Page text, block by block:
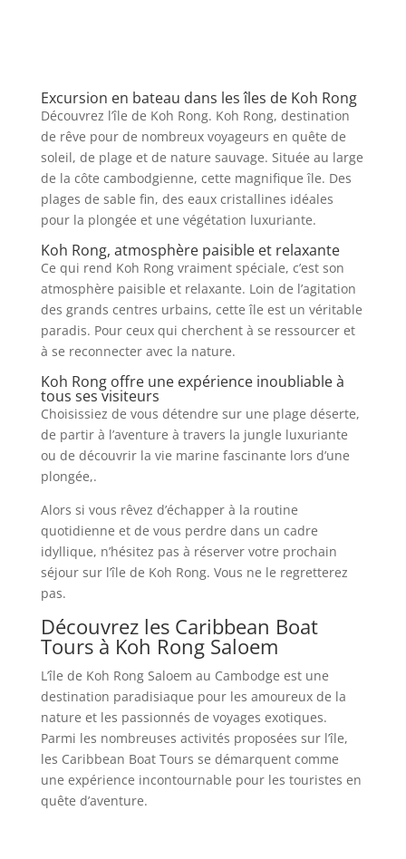
Excursion en bateau dans les îles de Koh Rong
Découvrez l’île de Koh Rong. Koh Rong, destination
de rêve pour de nombreux voyageurs en quête de
soleil, de plage et de nature sauvage. Située au large
de la côte cambodgienne, cette magnifique île. Des
plages de sable fin, des eaux cristallines idéales
pour la plongée et une végétation luxuriante.
Koh Rong, atmosphère paisible et relaxante
Ce qui rend Koh Rong vraiment spéciale, c’est son
atmosphère paisible et relaxante. Loin de l’agitation
des grands centres urbains, cette île est un véritable
paradis. Pour ceux qui cherchent à se ressourcer et
à se reconnecter avec la nature.
Koh Rong offre une expérience inoubliable à
tous ses visiteurs
Choisissiez de vous détendre sur une plage déserte,
de partir à l’aventure à travers la jungle luxuriante
ou de découvrir la vie marine fascinante lors d’une
plongée,.
Alors si vous rêvez d’échapper à la routine
quotidienne et de vous perdre dans un cadre
idyllique, n’hésitez pas à réserver votre prochain
séjour sur l’île de Koh Rong. Vous ne le regretterez
pas.
Découvrez les Caribbean Boat
Tours à Koh Rong Saloem
L’île de Koh Rong Saloem au Cambodge est une
destination paradisiaque pour les amoureux de la
nature et les passionnés de voyages exotiques.
Parmi les nombreuses activités proposées sur l’île,
les Caribbean Boat Tours se démarquent comme
une expérience incontournable pour les touristes en
quête d’aventure.